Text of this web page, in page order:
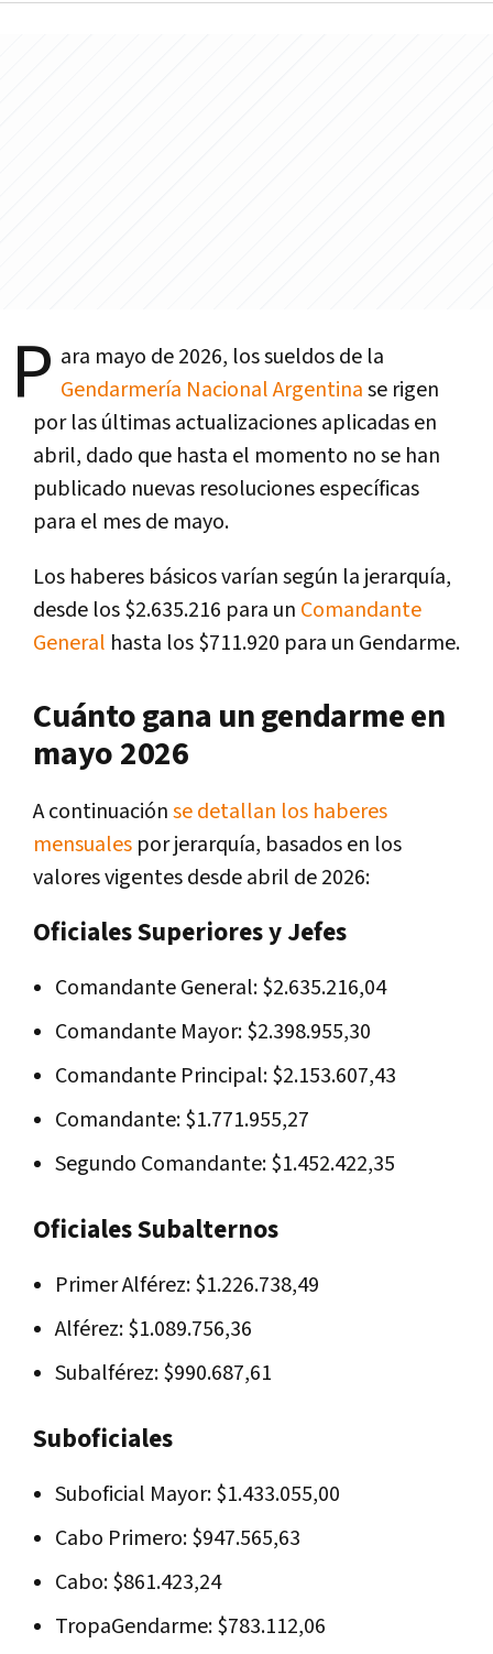
P ara mayo de 2026, los sueldos de la
Gendarmería Nacional Argentinase rigen
por las últimas actualizaciones aplicadas en
abril, dado que hasta el momento no se han
publicado nuevas resoluciones específicas
para el mes de mayo.
Los haberes básicos varían según la jerarquía,
desde los $2.635.216 para un Comandante
General hasta los $711.920 para un Gendarme.
Cuánto gana un gendarme en
mayo 2026
A continuaciónse detallan los haberes
mensuales por jerarquía, basados en los
valores vigentes desde abril de 2026:
Oficiales Superiores y Jefes
Comandante General: $2.635.216,04
Comandante Mayor: $2.398.955,30
Comandante Principal: $2.153.607,43
Comandante: $1.771.955,27
Segundo Comandante: $1.452.422,35
Oficiales Subalternos
Primer Alférez: $1.226.738,49
Alférez: $1.089.756,36
Subalférez: $990.687,61
Suboficiales
Suboficial Mayor: $1.433.055,00
Cabo Primero: $947.565,63
Cabo: $861.423,24
TropaGendarme: $783.112,06